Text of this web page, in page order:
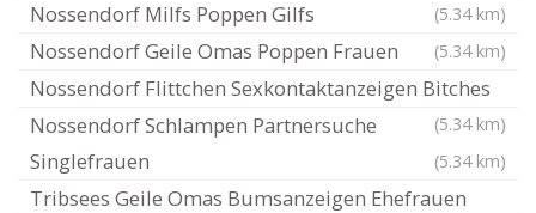
Nossendorf Milfs Poppen Gilfs (5.34 km)
Nossendorf Geile Omas Poppen Frauen (5.34 km)
Nossendorf Flittchen Sexkontaktanzeigen Bitches
(5.34 km)
Nossendorf Schlampen Partnersuche
Singlefrauen
(5.34 km)
Tribsees Geile Omas Bumsanzeigen Ehefrauen